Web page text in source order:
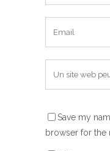
Save my
browser for the